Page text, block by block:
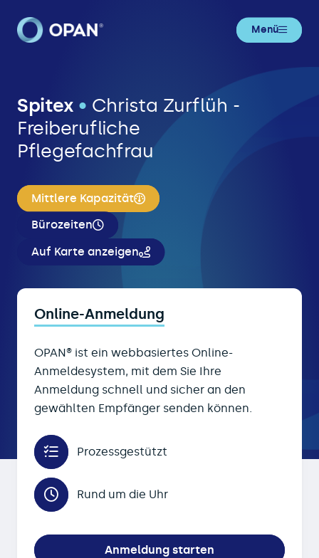
Menü
Spitex • Christa Zurflüh -
Freiberufliche
Pflegefachfrau
Mittlere Kapazität
Bürozeiten
Auf Karte anzeigen
Online-Anmeldung
OPAN® ist ein webbasiertes Online-
Anmeldesystem, mit dem Sie Ihre
Anmeldung schnell und sicher an den
gewählten Empfänger senden können.
Prozessgestützt
Rund um die Uhr
Anmeldung starten